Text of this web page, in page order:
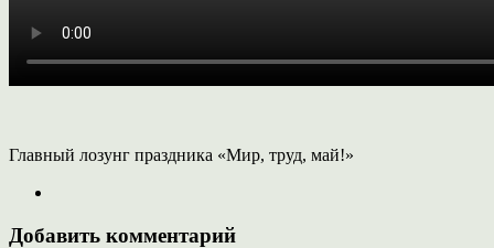
Главный лозунг праздника «Мир, труд, май!»
Добавить комментарий